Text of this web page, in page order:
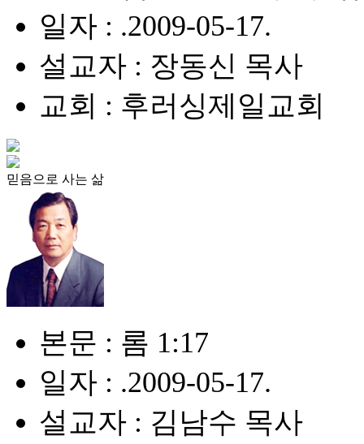
일자 : .2009-05-17.
설교자 : 장동신 목사
교회 : 후러싱제일교회
믿음으로 사는 삶
본문 : 롬 1:17
일자 : .2009-05-17.
설교자 : 김남수 목사